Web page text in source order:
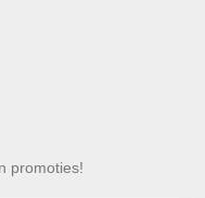
promoties!